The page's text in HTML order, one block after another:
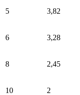
5 3,82
6 3,28
8 2,45
10 2